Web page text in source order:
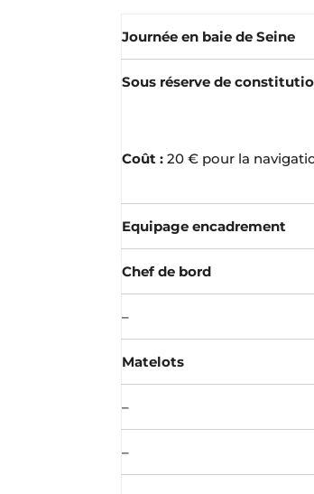
Journée en baie de Seine
Sous réserve de
Coût : 20 € pour la
Equipage encadrement
Chef de bord
–
Matelots
–
–